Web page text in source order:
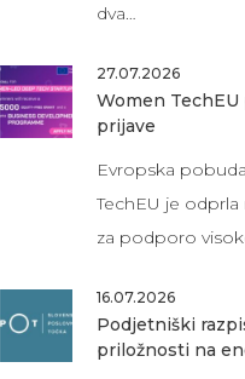
dva…
27.07.2026
Women
prijave
Evropska
TechEU je
za podporo
16.07.2026
Podjetniški
priložnosti na